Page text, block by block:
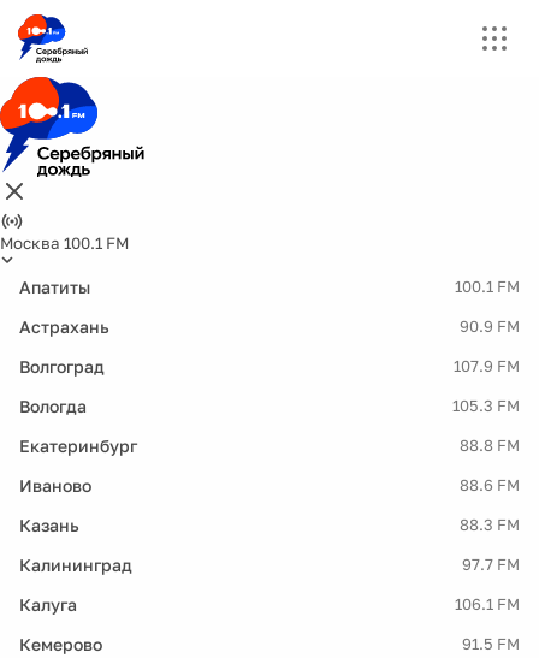
Москва 100.1 FM
Апатиты 100.1 FM
Астрахань 90.9 FM
Волгоград 107.9 FM
Вологда 105.3 FM
Екатеринбург 88.8 FM
Иваново 88.6 FM
Казань 88.3 FM
Калининград 97.7 FM
Калуга 106.1 FM
Кемерово 91.5 FM